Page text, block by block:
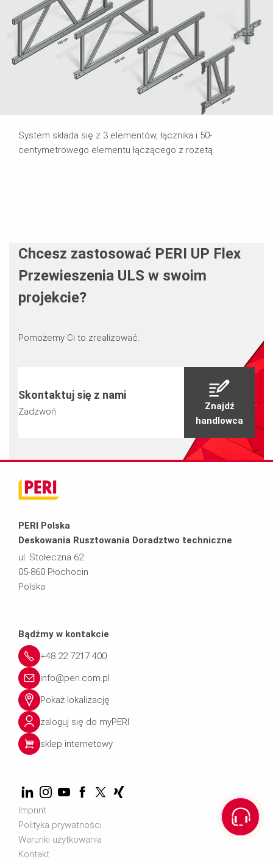
System składa się z 3 elementów, łącznika i 50-
centymetrowego elementu łączącego z rozetą.
Chcesz zastosować PERI UP Flex
Przewieszenia ULS w swoim
projekcie?
Pomożemy Ci to zrealizować.
Skontaktuj się z nami
Zadzwoń
Znajdź
handlowca
PERI Polska
Deskowania Rusztowania Doradztwo techniczne
ul. Stołeczna 62
05-860 Płochocin
Polska
Bądźmy w kontakcie
+48 22 7217 400
info@peri.com.pl
Pokaż lokalizację
zaloguj się do myPERI
sklep internetowy
Imprint
Polityka prywatności
Warunki użytkowania
Kontakt